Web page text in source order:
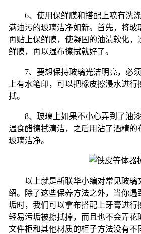
6、使用保鲜膜和搭配上喷有洗
满油污的玻璃洁净如新。首先，将玻
再贴上保鲜膜，使凝固的油渍软化，
鲜膜，再以湿布擦拭就好了。
7、要想保持玻璃光洁明亮，必
上有水笔印，可以把橡皮擦浸水进
拭。
8、玻璃上如果不小心弄到了油
温食醋擦拭清洁，之后用沾了酒精的
玻璃洁净。
以上就是新联华小编对常见玻璃
绍。除了这些保养方法之外，当你遇
垢时，我们可以拿布搭配上牙膏进行
轻易污垢被擦拭掉，而且也不会弄花
文件柜和其他材质的柜子方法没有不